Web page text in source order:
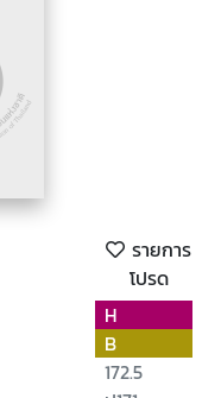
รายการ
โปรด
H
B
172.5